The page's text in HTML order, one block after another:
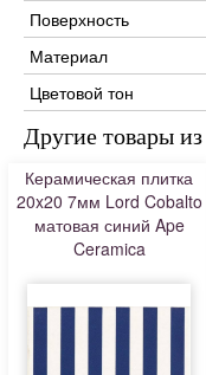
Поверхность
Материал
Цветовой тон
Другие товары
Керамическая плитка
20x20 7мм Lord Cobalto
матовая синий Ape
Ceramica